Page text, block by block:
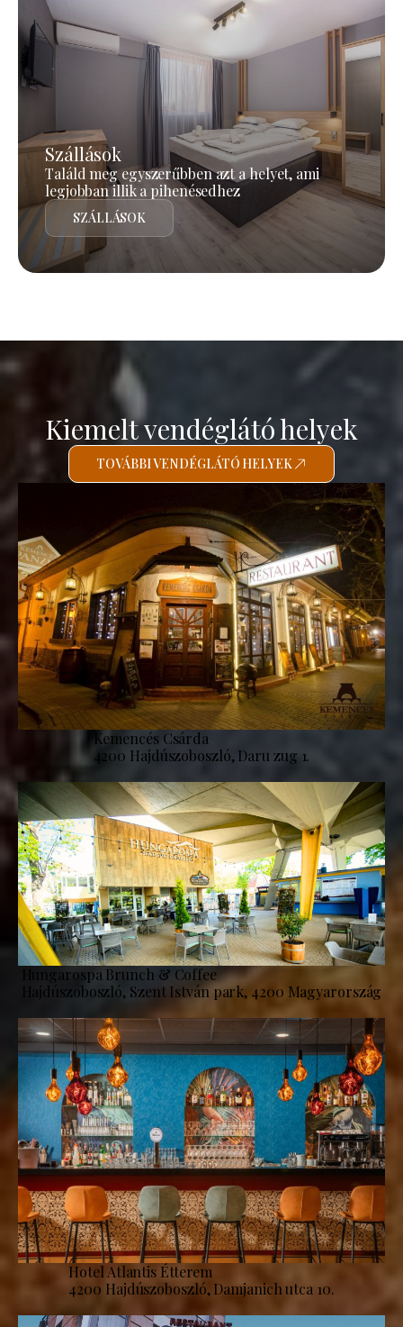
Szállások
Találd meg egyszerűbben azt a helyet, ami
legjobban illik a pihenésedhez
SZÁLLÁSOK
Kiemelt vendéglátó helyek
TOVÁBBI VENDÉGLÁTÓ HELYEK
Kemencés Csárda
4200 Hajdúszoboszló, Daru zug 1.
Hungarospa Brunch & Coffee
Hajdúszoboszló, Szent István park, 4200 Magyarország
Hotel Atlantis Étterem
4200 Hajdúszoboszló, Damjanich utca 10.